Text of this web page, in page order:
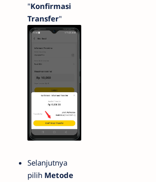
"Konfirmasi
Transfer"
Selanjutnya
pilih Metode